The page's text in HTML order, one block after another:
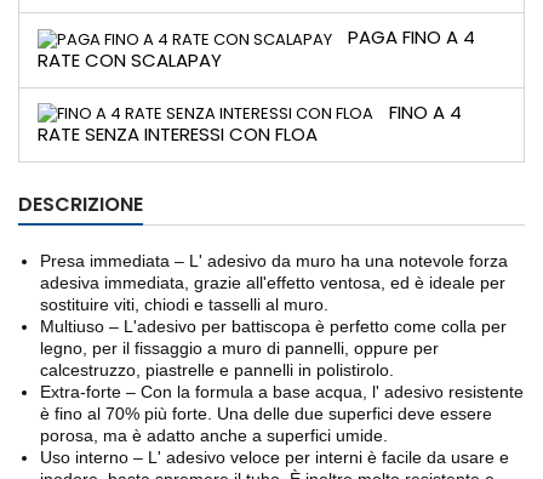
PAGA FINO A 4
RATE CON SCALAPAY
FINO A 4
RATE SENZA INTERESSI CON FLOA
DESCRIZIONE
Presa immediata – L' adesivo da muro ha una notevole forza
adesiva immediata, grazie all'effetto ventosa, ed è ideale per
sostituire viti, chiodi e tasselli al muro.
Multiuso – L'adesivo per battiscopa è perfetto come colla per
legno, per il fissaggio a muro di pannelli, oppure per
calcestruzzo, piastrelle e pannelli in polistirolo.
Extra-forte – Con la formula a base acqua, l' adesivo resistente
è fino al 70% più forte. Una delle due superfici deve essere
porosa, ma è adatto anche a superfici umide.
Uso interno – L' adesivo veloce per interni è facile da usare e